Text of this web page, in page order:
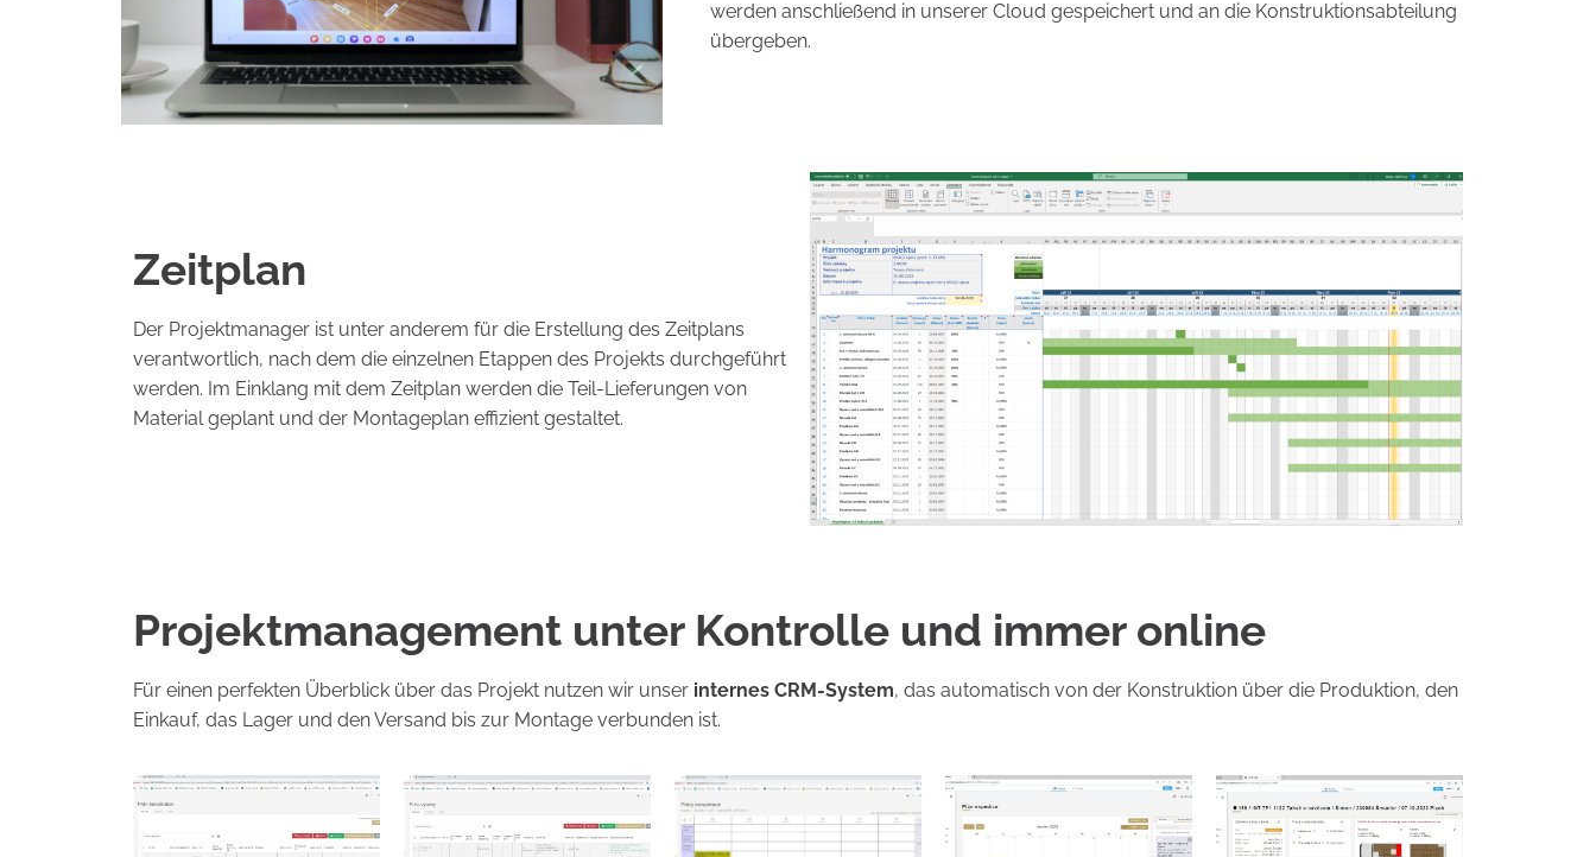
werden anschließend in unserer Cloud gespeichert und an die Konstruktionsabteilung
übergeben.
Zeitplan
Der Projektmanager ist unter anderem für die Erstellung des Zeitplans
verantwortlich, nach dem die einzelnen Etappen des Projekts durchgeführt
werden. Im Einklang mit dem Zeitplan werden die Teil-Lieferungen von
Material geplant und der Montageplan effizient gestaltet.
Projektmanagement unter Kontrolle und immer online
Für einen perfekten Überblick über das Projekt nutzen wir unser internes CRM-System, das automatisch von der Konstruktion über die Produktion, den
Einkauf, das Lager und den Versand bis zur Montage verbunden ist.